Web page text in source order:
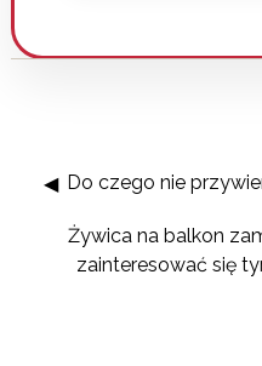
Do czego nie
Żywica na balkon
zainteresować się